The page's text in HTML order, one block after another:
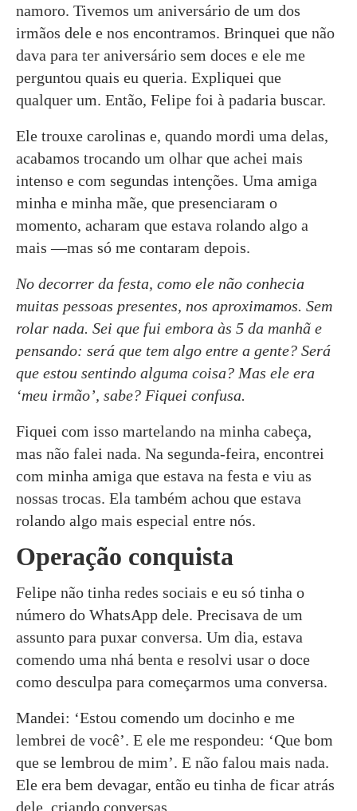
namoro. Tivemos um aniversário de um dos
irmãos dele e nos encontramos. Brinquei que não
dava para ter aniversário sem doces e ele me
perguntou quais eu queria. Expliquei que
qualquer um. Então, Felipe foi à padaria buscar.
Ele trouxe carolinas e, quando mordi uma delas,
acabamos trocando um olhar que achei mais
intenso e com segundas intenções. Uma amiga
minha e minha mãe, que presenciaram o
momento, acharam que estava rolando algo a
mais —mas só me contaram depois.
No decorrer da festa, como ele não conhecia
muitas pessoas presentes, nos aproximamos. Sem
rolar nada. Sei que fui embora às 5 da manhã e
pensando: será que tem algo entre a gente? Será
que estou sentindo alguma coisa? Mas ele era
‘meu irmão’, sabe? Fiquei confusa.
Fiquei com isso martelando na minha cabeça,
mas não falei nada. Na segunda-feira, encontrei
com minha amiga que estava na festa e viu as
nossas trocas. Ela também achou que estava
rolando algo mais especial entre nós.
Operação conquista
Felipe não tinha redes sociais e eu só tinha o
número do WhatsApp dele. Precisava de um
assunto para puxar conversa. Um dia, estava
comendo uma nhá benta e resolvi usar o doce
como desculpa para começarmos uma conversa.
Mandei: ‘Estou comendo um docinho e me
lembrei de você’. E ele me respondeu: ‘Que bom
que se lembrou de mim’. E não falou mais nada.
Ele era bem devagar, então eu tinha de ficar atrás
dele, criando conversas.